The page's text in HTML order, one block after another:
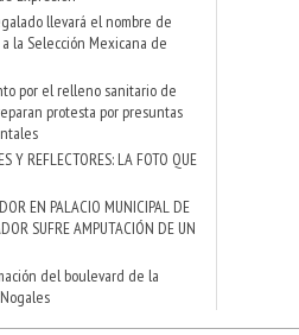
llevará el nombre de
la Selección Mexicana de
por el relleno sanitario de
protesta por presuntas
Y REFLECTORES: LA FOTO QUE
EN PALACIO MUNICIPAL DE
SUFRE AMPUTACIÓN DE UN
del boulevard de la